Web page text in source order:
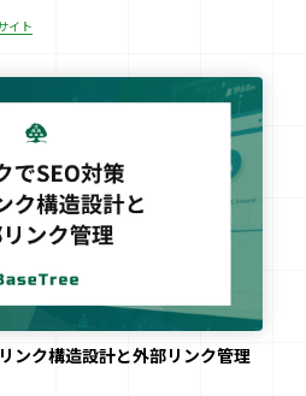
イト
ンク構造設計と外部リンク管理